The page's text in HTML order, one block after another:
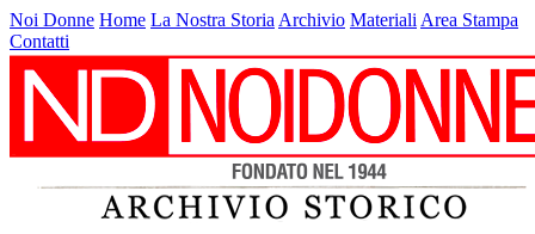
Noi Donne Home La Nostra Storia Archivio Materiali Area Stampa
Contatti